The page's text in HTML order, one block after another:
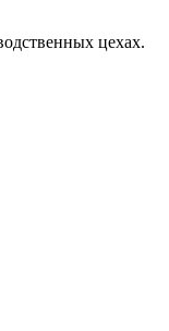
цехах.